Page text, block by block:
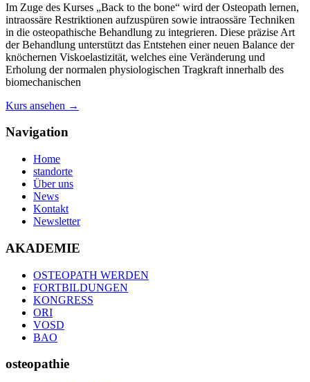
Im Zuge des Kurses „Back to the bone“ wird der Osteopath lernen,
intraossäre Restriktionen aufzuspüren sowie intraossäre Techniken
in die osteopathische Behandlung zu integrieren. Diese präzise Art
der Behandlung unterstützt das Entstehen einer neuen Balance der
knöchernen Viskoelastizität, welches eine Veränderung und
Erholung der normalen physiologischen Tragkraft innerhalb des
biomechanischen
Kurs ansehen →
Navigation
Home
standorte
Über uns
News
Kontakt
Newsletter
AKADEMIE
OSTEOPATH WERDEN
FORTBILDUNGEN
KONGRESS
ORI
VOSD
BAO
osteopathie